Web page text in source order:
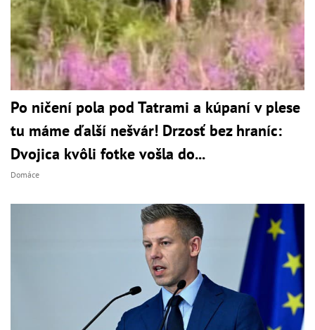
Po ničení pola pod Tatrami a kúpaní v plese
tu máme ďalší nešvár! Drzosť bez hraníc:
Dvojica kvôli fotke vošla do...
Domáce